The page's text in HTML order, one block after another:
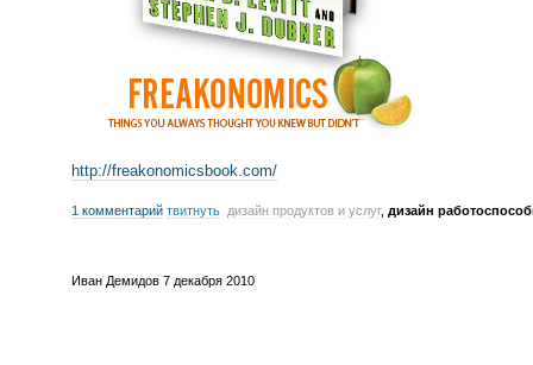
http://freakonomicsbook.com/
1 комментарий твитнуть дизайн продуктов и услуг, дизайн
Иван Демидов 7 декабря 2010